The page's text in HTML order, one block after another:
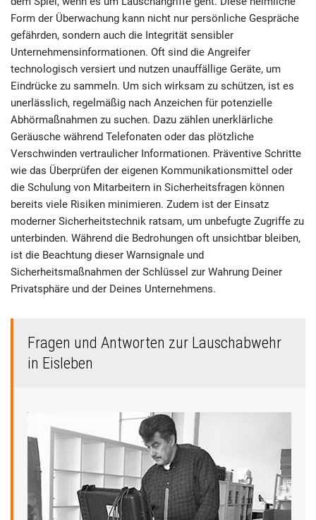
Form der Überwachung kann nicht nur persönliche Gespräche
gefährden, sondern auch die Integrität sensibler
Unternehmensinformationen. Oft sind die Angreifer
technologisch versiert und nutzen unauffällige Geräte, um
Eindrücke zu sammeln. Um sich wirksam zu schützen, ist es
unerlässlich, regelmäßig nach Anzeichen für potenzielle
Abhörmaßnahmen zu suchen. Dazu zählen unerklärliche
Geräusche während Telefonaten oder das plötzliche
Verschwinden vertraulicher Informationen. Präventive Schritte
wie das Überprüfen der eigenen Kommunikationsmittel oder
die Schulung von Mitarbeitern in Sicherheitsfragen können
bereits viele Risiken minimieren. Zudem ist der Einsatz
moderner Sicherheitstechnik ratsam, um unbefugte Zugriffe zu
unterbinden. Während die Bedrohungen oft unsichtbar bleiben,
ist die Beachtung dieser Warnsignale und
Sicherheitsmaßnahmen der Schlüssel zur Wahrung Deiner
Privatsphäre und der Deines Unternehmens.
Fragen und Antworten zur Lauschabwehr
in Eisleben